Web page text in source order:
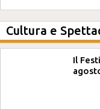
Cultura e
Il